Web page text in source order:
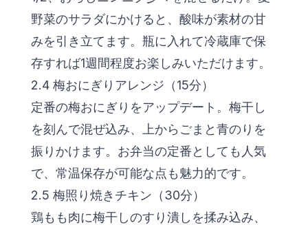
野菜のサラダにかけると、酸味が素材の甘
みを引き立てます。瓶に入れて冷蔵庫で保
存すれば1週間程度お楽しみいただけます。
2.4 梅おにぎりアレンジ（15分）
定番の梅おにぎりをアップデート。梅干し
を刻んで混ぜ込み、上からごまと青のりを
振りかけます。お弁当の定番としても人気
で、常温保存が可能な点も魅力的です。
2.5 梅照り焼きチキン（30分）
鶏もも肉に梅干しのすり潰しを揉み込み、